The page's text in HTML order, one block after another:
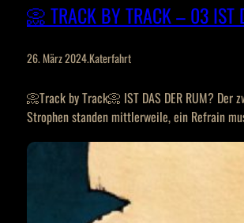
📀 TRACK BY TRACK – 03 IST
26. März 2024.Katerfahrt
📀Track by Track📀 IST DAS DER RUM? Der
Strophen standen mittlerweile, ein Refrain